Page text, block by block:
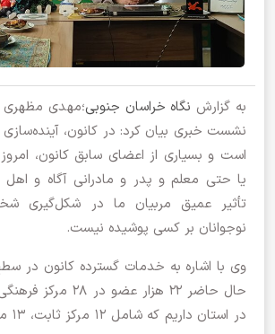
به گزارش نگاه خراسان جنوبی؛مهدی
نشست خبری بیان کرد: در کانون،
است و بسیاری از اعضای سابق کانون،
یا حتی معلم و پدر و مادرانی آگاه و اهل
تأثیر عمیق مربیان ما در شکل‌گیری
نوجوانان بر کسی پوشیده نیست.
وی با اشاره به خدمات گسترده کانون در
حال حاضر ۲۲ هزار عضو